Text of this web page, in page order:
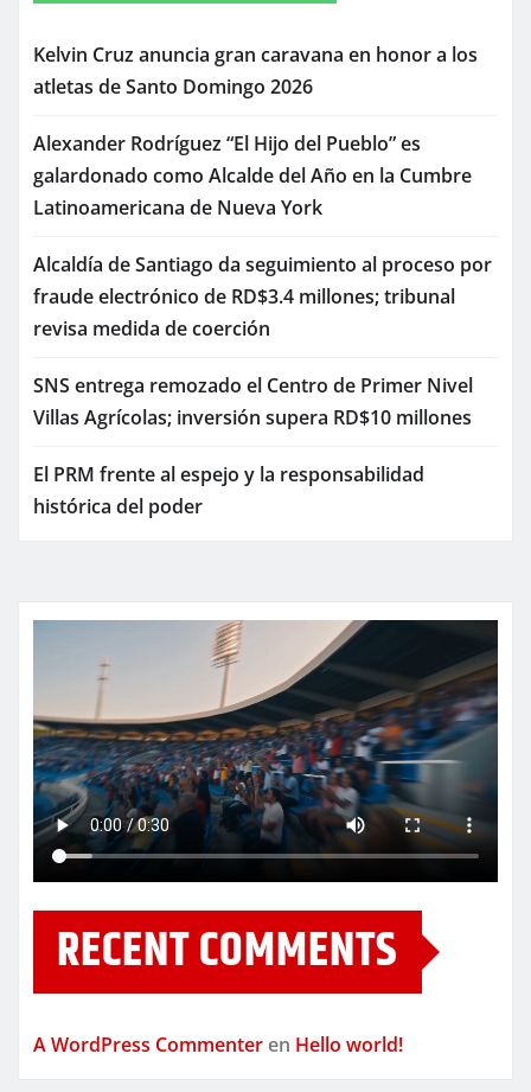
Kelvin Cruz anuncia gran caravana en honor a los
atletas de Santo Domingo 2026
Alexander Rodríguez “El Hijo del Pueblo” es
galardonado como Alcalde del Año en la Cumbre
Latinoamericana de Nueva York
Alcaldía de Santiago da seguimiento al proceso por
fraude electrónico de RD$3.4 millones; tribunal
revisa medida de coerción
SNS entrega remozado el Centro de Primer Nivel
Villas Agrícolas; inversión supera RD$10 millones
El PRM frente al espejo y la responsabilidad
histórica del poder
RECENT COMMENTS
A WordPress Commenter en Hello world!